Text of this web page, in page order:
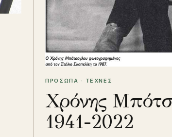
ΠΡΟΣΩΠΑ · ΤΕΧΝΕΣ
Χρόνης
1941-2022